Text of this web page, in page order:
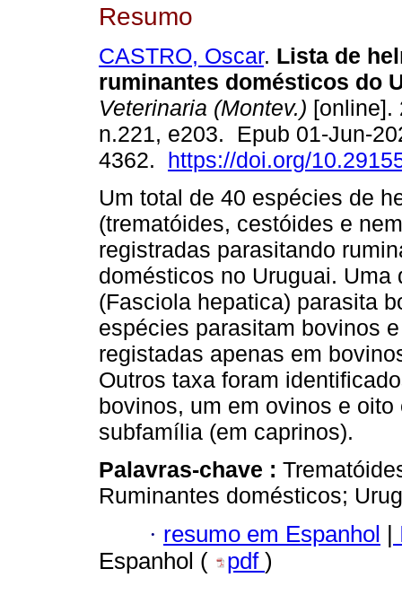
Resumo
CASTRO, Oscar. Lista de
ruminantes domésticos do
Veterinaria (Montev.) [online].
n.221, e203. Epub 01-Jun-
4362. https://doi.org/
Um total de 40 espécies de
(trematóides, cestóides e
registradas parasitando
domésticos no Uruguai. Uma
(Fasciola hepatica) parasita
espécies parasitam bovinos
registadas apenas em
Outros taxa foram
bovinos, um em ovinos e
subfamília (em caprinos).
Palavras-chave :
Ruminantes domésticos;
· resumo em Espanhol |
Espanhol (
pdf )